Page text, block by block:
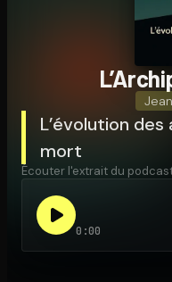
Ouvre l'app
L’évolution
mort
Écouter l'extrait du
0:00